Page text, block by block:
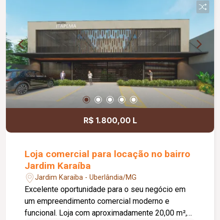
motocicletas, área ajardinada e uma excelente
vista, criando um ambiente agradável para
clientes e colaboradores. Um espaço estratégico,
confortável e preparado para impulsionar o
crescimento do seu negócio.
R$ 1.800,00 L
Loja comercial para locação no bairro
Jardim Karaíba
Jardim Karaiba - Uberlândia/MG
Excelente oportunidade para o seu negócio em
um empreendimento comercial moderno e
funcional. Loja com aproximadamente 20,00 m²,